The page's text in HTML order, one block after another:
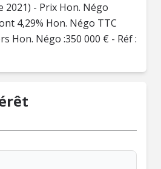
2021) - Prix Hon. Négo
4,29% Hon. Négo TTC
Hon. Négo :350 000 € - Réf :